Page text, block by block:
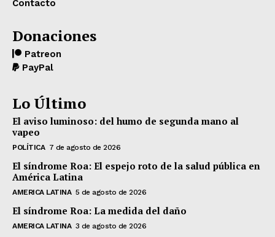
Contacto
Donaciones
Patreon
PayPal
Lo Último
El aviso luminoso: del humo de segunda mano al
vapeo
POLÍTICA 7 de agosto de 2026
El síndrome Roa: El espejo roto de la salud pública en
América Latina
AMERICA LATINA 5 de agosto de 2026
El síndrome Roa: La medida del daño
AMERICA LATINA 3 de agosto de 2026